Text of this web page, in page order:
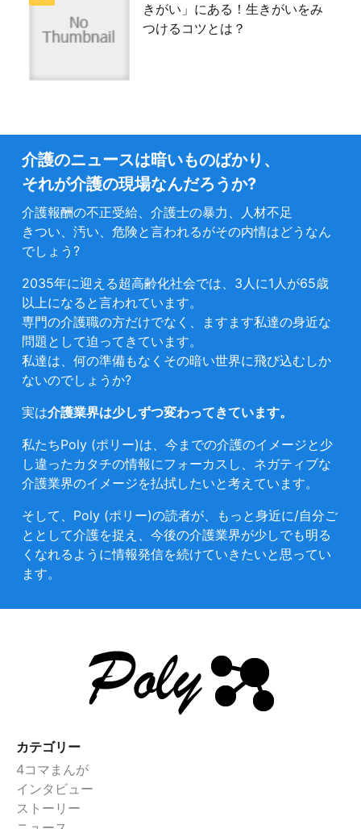
きがい」にある！生きがいをみ
つけるコツとは？
介護のニュースは暗いものばかり、
それが介護の現場なんだろうか?
介護報酬の不正受給、介護士の暴力、人材不足
きつい、汚い、危険と言われるがその内情はどうなん
でしょう?
2035年に迎える超高齢化社会では、3人に1人が65歳
以上になると言われています。
専門の介護職の方だけでなく、ますます私達の身近な
問題として迫ってきています。
私達は、何の準備もなくその暗い世界に飛び込むしか
ないのでしょうか?
実は介護業界は少しずつ変わってきています。
私たちPoly (ポリー)は、今までの介護のイメージと少
し違ったカタチの情報にフォーカスし、ネガティブな
介護業界のイメージを払拭したいと考えています。
そして、Poly (ポリー)の読者が、もっと身近に/自分ご
ととして介護を捉え、今後の介護業界が少しでも明る
くなれるように情報発信を続けていきたいと思ってい
ます。
カテゴリー
4コマまんが
インタビュー
ストーリー